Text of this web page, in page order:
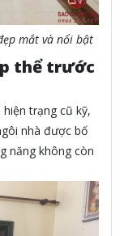
mắt và nổi bật
thể trước
trạng cũ kỹ,
nhà được bố
năng không còn